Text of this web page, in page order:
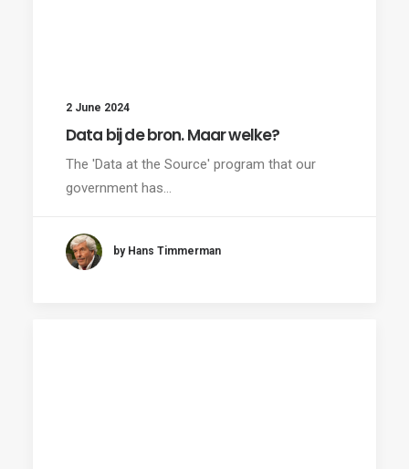
2 June 2024
Data bij de bron. Maar welke?
The 'Data at the Source' program that our
government has…
by Hans Timmerman